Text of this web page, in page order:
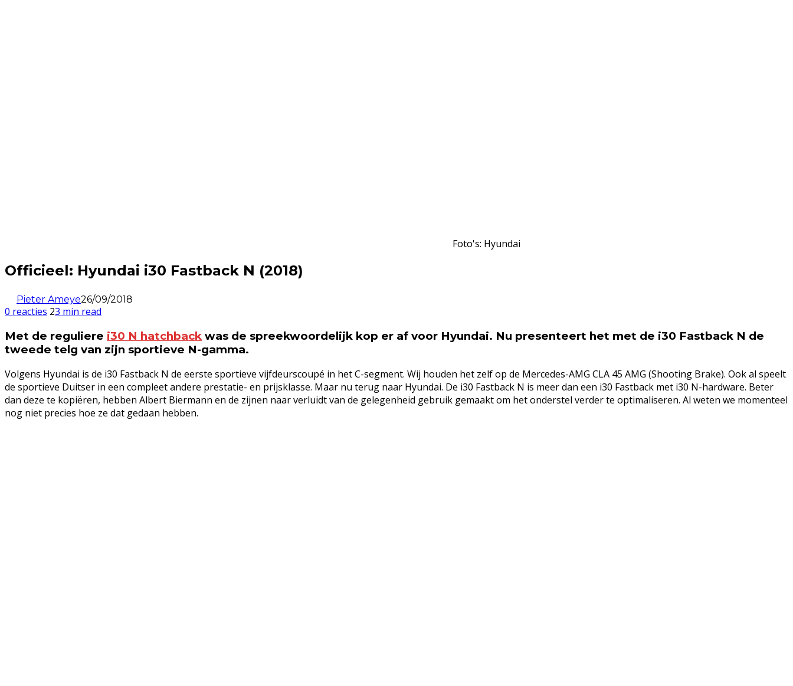
Foto's: Hyundai
Officieel: Hyundai i30 Fastback N (2018)
Pieter Ameye26/09/2018
0 reacties 23 min read
Met de reguliere i30 N hatchback was de spreekwoordelijk kop er af voor Hyundai. Nu presenteert het met de i30 Fastback N de
tweede telg van zijn sportieve N-gamma.
Volgens Hyundai is de i30 Fastback N de eerste sportieve vijfdeurscoupé in het C-segment. Wij houden het zelf op de Mercedes-AMG CLA 45 AMG (Shooting Brake). Ook al speelt
de sportieve Duitser in een compleet andere prestatie- en prijsklasse. Maar nu terug naar Hyundai. De i30 Fastback N is meer dan een i30 Fastback met i30 N-hardware. Beter
dan deze te kopiëren, hebben Albert Biermann en de zijnen naar verluidt van de gelegenheid gebruik gemaakt om het onderstel verder te optimaliseren. Al weten we momenteel
nog niet precies hoe ze dat gedaan hebben.